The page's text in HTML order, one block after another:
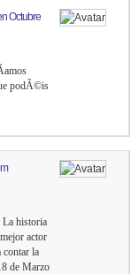
Octubre
podÃ©is
historia
actor
contar la
de Marzo